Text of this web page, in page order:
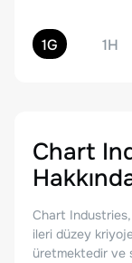
1G 1H
Chart
Chart
ileri düzey
üretmektedir ve